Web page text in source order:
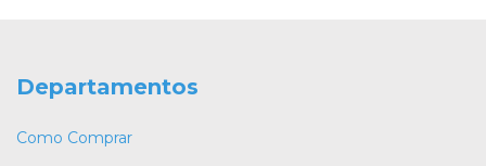
Departamentos
Como Comprar